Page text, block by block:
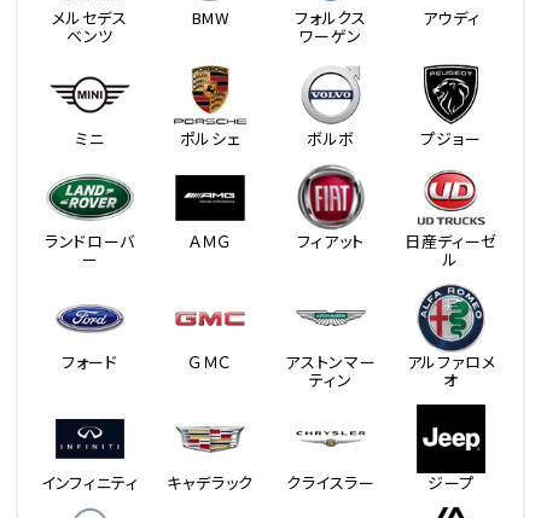
メルセデス
ベンツ
BMW フォルクス
ワーゲン
アウディ
ミニ ポルシェ ボルボ プジョー
ランドローバ
ー
ＡＭＧ フィアット 日産ディーゼ
ル
フォード ＧＭＣ アストンマー
ティン
アルファロメ
オ
インフィニティ キャデラック クライスラー ジープ